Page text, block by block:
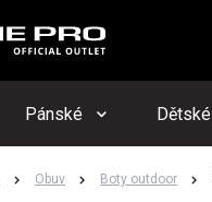
Pánské Dětské
Obuv Boty outdoor